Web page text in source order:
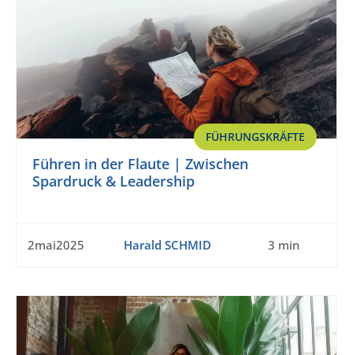
FÜHRUNGSKRÄFTE
Führen in der Flaute | Zwischen
Spardruck & Leadership
2mai2025 Harald SCHMID 3 min